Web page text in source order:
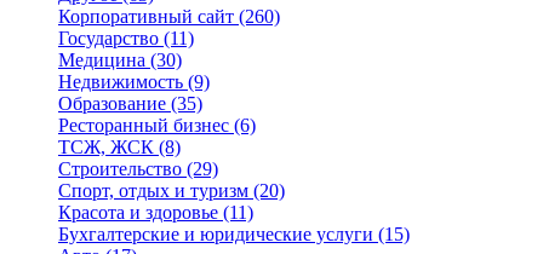
Корпоративный сайт (260)
Государство (11)
Медицина (30)
Недвижимость (9)
Образование (35)
Ресторанный бизнес (6)
ТСЖ, ЖСК (8)
Строительство (29)
Спорт, отдых и туризм (20)
Красота и здоровье (11)
Бухгалтерские и юридические услуги (15)